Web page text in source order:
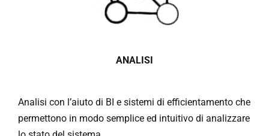
ANALISI
Analisi con l’aiuto di BI e sistemi di efficientamento che
permettono in modo semplice ed intuitivo di analizzare